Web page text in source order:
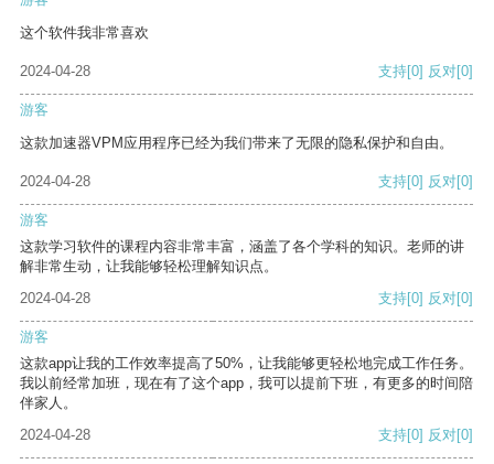
这个软件我非常喜欢
2024-04-28 支持[0] 反对[0]
游客
这款加速器VPM应用程序已经为我们带来了无限的隐私保护和自由。
2024-04-28 支持[0] 反对[0]
游客
这款学习软件的课程内容非常丰富，涵盖了各个学科的知识。老师的讲
解非常生动，让我能够轻松理解知识点。
2024-04-28
支持[0] 反对[0]
游客
这款app让我的工作效率提高了50%，让我能够更轻松地完成工作任务。
我以前经常加班，现在有了这个app，我可以提前下班，有更多的时间陪
伴家人。
2024-04-28
支持[0] 反对[0]